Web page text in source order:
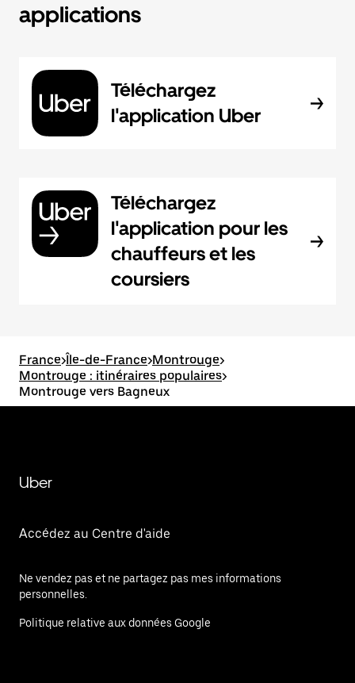
applications
Téléchargez
l'application Uber
Téléchargez
l'application pour les
chauffeurs et les
coursiers
France>Île-de-France>Montrouge>
Montrouge : itinéraires populaires>
Montrouge vers Bagneux
Uber
Accédez au Centre d'aide
Ne vendez pas et ne partagez pas mes informations
personnelles.
Politique relative aux données Google